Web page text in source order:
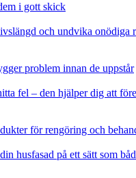
i gott skick
och undvika onödiga
problem innan de uppstår
fel – den hjälper dig att
för rengöring och
husfasad på ett sätt som